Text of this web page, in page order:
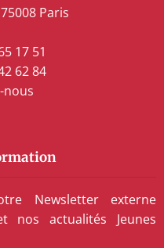
Paris
17 51
62 84
nous
Newsletter externe
nos actualités Jeunes